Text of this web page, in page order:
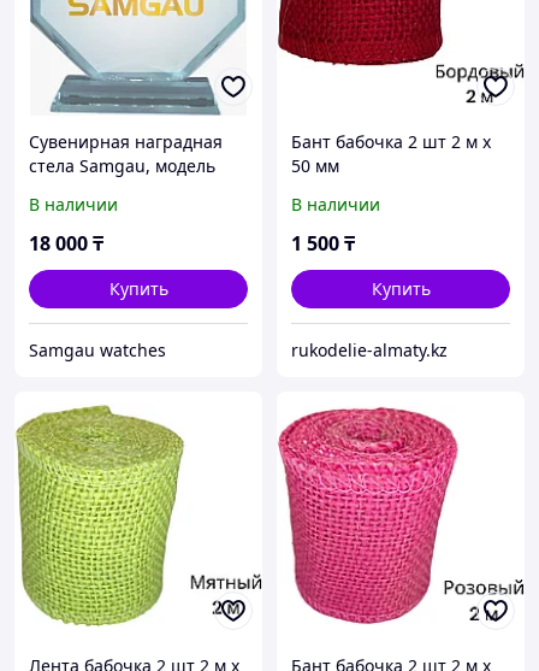
Сувенирная наградная
стела Samgau, модель
В наличии
18 000₸
Купить
Samgau watches
Бант бабочка 2 шт 2 м х
50 мм
В наличии
1 500₸
Купить
rukodelie-almaty.kz
Лента бабочка 2 шт 2 м х
Бант бабочка 2 шт 2 м х